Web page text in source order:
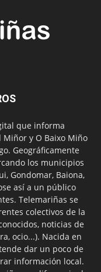
que informa
Miñor y O Baixo Miño
Geográficamente
los municipios
Gondomar, Baiona,
así a un público
Telemariñas se
colectivos de la
noticias de
ocio...). Nacida en
dar un poco de
información local.